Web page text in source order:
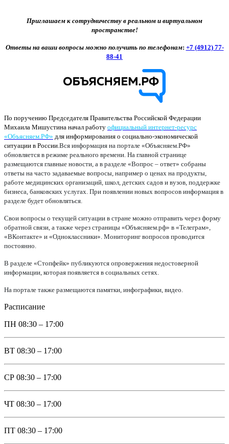
Приглашаем к сотрудничеству в реальном и виртуальном
пространстве!
Ответы на ваши вопросы можно получить по телефонам: +7 (4912) 77-
88-41
По поручению Председателя Правительства Российской Федерации
Михаила Мишустина начал работу официальный интернет-ресурс
«Объясняем.РФ» для информирования о социально-экономической
ситуации в России. Вся информация на портале «Объясняем.РФ»
обновляется в режиме реального времени. На главной странице
размещаются главные новости, а в разделе «Вопрос – ответ» собраны
ответы на часто задаваемые вопросы, например о ценах на продукты,
работе медицинских организаций, школ, детских садов и вузов, поддержке
бизнеса, банковских услугах. При появлении новых вопросов информация в
разделе будет обновляться.
Свои вопросы о текущей ситуации в стране можно отправить через форму
обратной связи, а также через страницы «Объясняем.рф» в «Телеграм»,
«ВКонтакте» и «Одноклассники». Мониторинг вопросов проводится
постоянно.
В разделе «Стопфейк» публикуются опровержения недостоверной
информации, которая появляется в социальных сетях.
На портале также размещаются памятки, инфографики, видео.
Расписание
ПН 08:30 – 17:00
ВТ 08:30 – 17:00
СР 08:30 – 17:00
ЧТ 08:30 – 17:00
ПТ 08:30 – 17:00